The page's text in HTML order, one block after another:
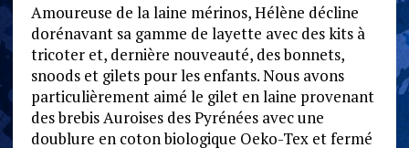
Amoureuse de la laine mérinos, Hélène décline
dorénavant sa gamme de layette avec des kits à
tricoter et, dernière nouveauté, des bonnets,
snoods et gilets pour les enfants. Nous avons
particulièrement aimé le gilet en laine provenant
des brebis Auroises des Pyrénées avec une
doublure en coton biologique Oeko-Tex et fermé